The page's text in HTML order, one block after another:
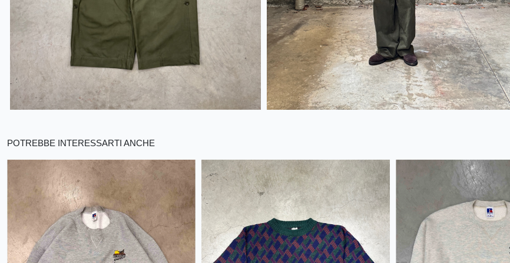
POTREBBE INTERESSARTI ANCHE